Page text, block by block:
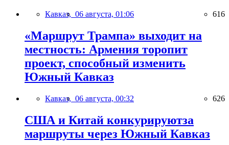
Кавказ, 06 августа, 01:06 616
«Маршрут Трампа» выходит на
местность: Армения торопит
проект, способный изменить
Южный Кавказ
Кавказ, 06 августа, 00:32 626
США и Китай конкурируютза
маршруты через Южный Кавказ